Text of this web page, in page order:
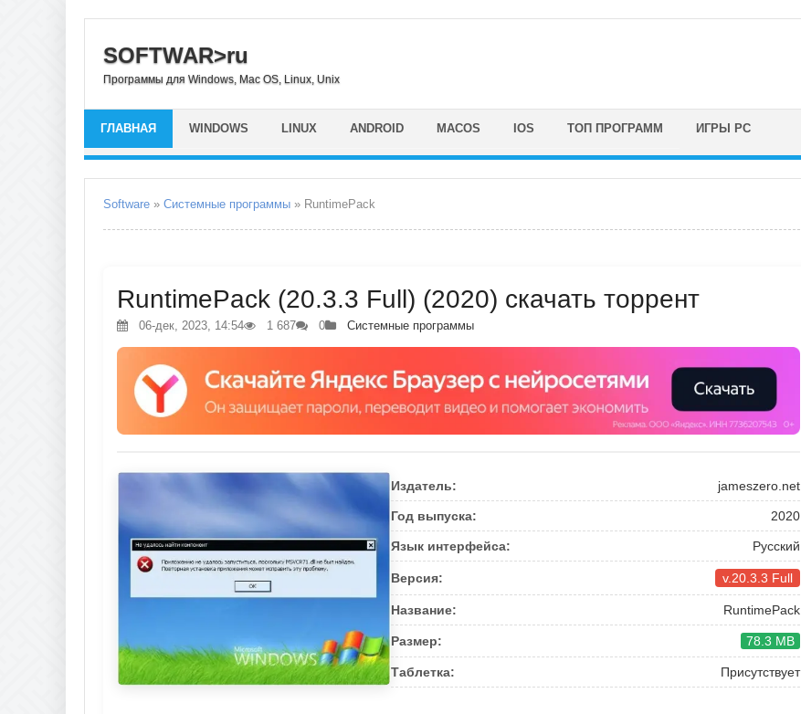
SOFTWAR>ru
Программы для Windows, Mac OS, Linux, Unix
ГЛАВНАЯ WINDOWS LINUX ANDROID MACOS IOS ТОП ПРОГРАММ ИГРЫ PC
Software » Системные программы » RuntimePack
RuntimePack (20.3.3 Full) (2020) скачать торрент
06-дек, 2023, 14:54 1 687 0 Системные программы
Издатель: jameszero.net
Год выпуска: 2020
Язык интерфейса: Русский
Версия: v.20.3.3 Full
Название: RuntimePack
Размер: 78.3 MB
Таблетка: Присутствует